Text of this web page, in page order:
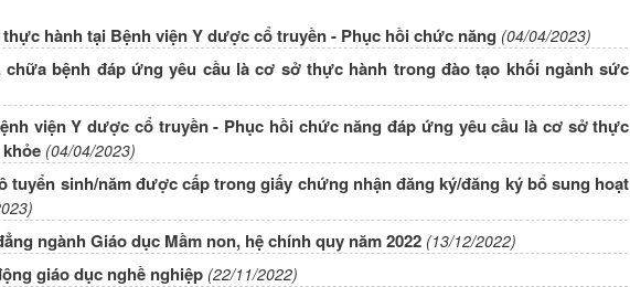
hành tại Bệnh viện Y dược cổ truyền - Phục hồi chức năng (04/04/2023)
bệnh đáp ứng yêu cầu là cơ sở thực hành trong đào tạo khối ngành sức
viện Y dược cổ truyền - Phục hồi chức năng đáp ứng yêu cầu là cơ sở thực
(04/04/2023)
tuyển sinh/năm được cấp trong giấy chứng nhận đăng ký/đăng ký bổ sung hoạt
ngành Giáo dục Mầm non, hệ chính quy năm 2022 (13/12/2022)
giáo dục nghề nghiệp (22/11/2022)